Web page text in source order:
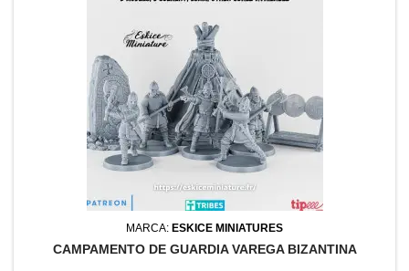
MARCA: ESKICE MINIATURES
CAMPAMENTO DE GUARDIA VAREGA BIZANTINA